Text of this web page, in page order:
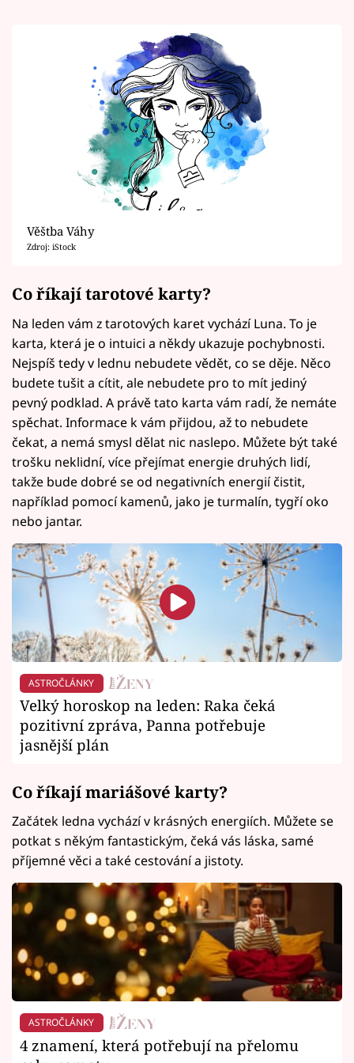
Věštba Váhy
Zdroj: iStock
Co říkají tarotové karty?
Na leden vám z tarotových karet vychází Luna. To je
karta, která je o intuici a někdy ukazuje pochybnosti.
Nejspíš tedy v lednu nebudete vědět, co se děje. Něco
budete tušit a cítit, ale nebudete pro to mít jediný
pevný podklad. A právě tato karta vám radí, že nemáte
spěchat. Informace k vám přijdou, až to nebudete
čekat, a nemá smysl dělat nic naslepo. Můžete být také
trošku neklidní, více přejímat energie druhých lidí,
takže bude dobré se od negativních energií čistit,
například pomocí kamenů, jako je turmalín, tygří oko
nebo jantar.
ASTROČLÁNKY
Velký horoskop na leden: Raka čeká
pozitivní zpráva, Panna potřebuje
jasnější plán
Co říkají mariášové karty?
Začátek ledna vychází v krásných energiích. Můžete se
potkat s někým fantastickým, čeká vás láska, samé
příjemné věci a také cestování a jistoty.
ASTROČLÁNKY
4 znamení, která potřebují na přelomu